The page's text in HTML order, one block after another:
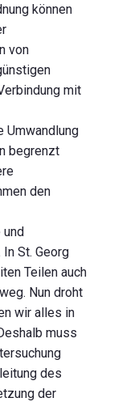
können
von
mit
Umwandlung
begrenzt
den
und
St. Georg
Teilen auch
Nun droht
wir alles in
muss
des
der